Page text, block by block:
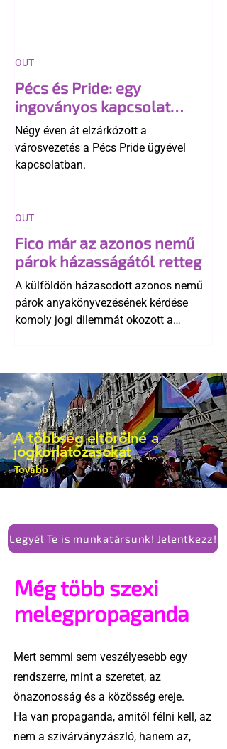
Pécs és Pride: egy
ingoványos kapcsolat
története
Négy éven át elzárkózott a
városvezetés a Pécs Pride ügyével
kapcsolatban.
OUT
Fico már az azonos nemű
párok házasságától retteg
A külföldön házasodott azonos nemű
párok anyakönyvezésének kérdése
komoly jogi dilemmát okozott a
egyértelműen tiltja a házasságuk
elismerését. Közben az ellenzéken belül
is vita robbant ki arról, hogy vissza
kellene-e vonni a kormány konzervatív
alkotmánymódosítását
OUT
A többség eltörölné a
jogkorlátozásokat
Tovább
Legyél Te is munkatársunk! Jelentkezz!
Még több szexi
melegpropaganda
Mert semmi sem veszélyesebb egy
rendszerre, mint a szeretet, az
önazonosság és a közösség ereje.
Ha van propaganda, amitől félni kell, az
nem a szivárványzászló, hanem az,